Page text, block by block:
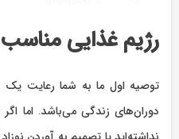
رژیم غذایی مناسب
توصیه اول ما به شما رعایت یک
دوران‌های زندگی می‌باشد. اما
نداشته‌اید یا تصمیم به آوردن